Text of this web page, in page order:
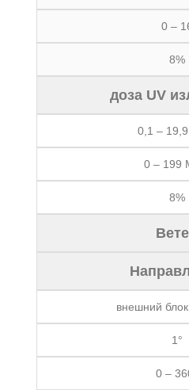
0 –
8%
доза UV
0,1 –
0 – 199
8%
внешний
1°
0 –